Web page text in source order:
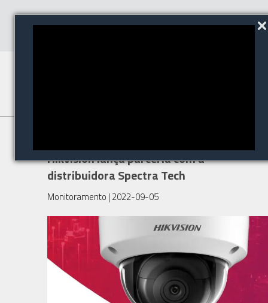
Hikvision lança parceria com a
distribuidora Spectra Tech
Monitoramento | 2022-09-05